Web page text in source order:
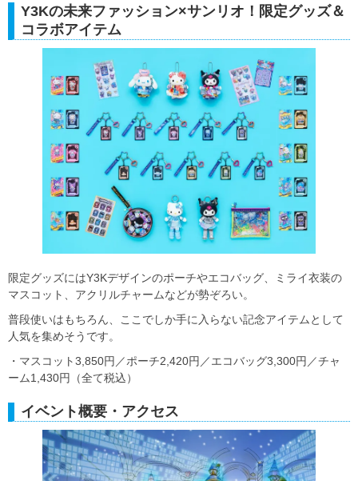
Y3Kの未来ファッション×サンリオ！限定グッズ＆
コラボアイテム
限定グッズにはY3Kデザインのポーチやエコバッグ、ミライ衣装の
マスコット、アクリルチャームなどが勢ぞろい。
普段使いはもちろん、ここでしか手に入らない記念アイテムとして
人気を集めそうです。
・マスコット3,850円／ポーチ2,420円／エコバッグ3,300円／チャ
ーム1,430円（全て税込）
イベント概要・アクセス